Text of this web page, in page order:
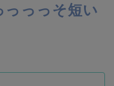
っっっそ短い